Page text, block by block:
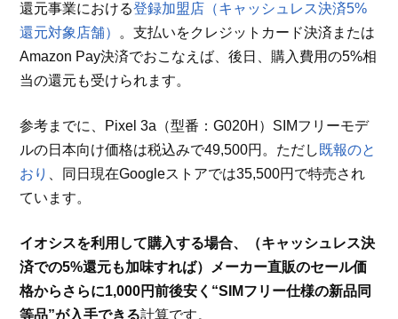
還元事業における登録加盟店（キャッシュレス決済5%
還元対象店舗） 。支払いをクレジットカード決済または
Amazon Pay決済でおこなえば、後日、購入費用の5%相
当の還元も受けられます。
参考までに、Pixel 3a（型番：G020H）SIMフリーモデ
ルの日本向け価格は税込みで49,500円。ただし 既報のと
おり
、同日現在Googleストアでは35,500円で特売され
ています。
イオシスを利用して購入する場合、（キャッシュレス決
済での5%還元も加味すれば）メーカー直販のセール価
格からさらに1,000円前後安く“SIMフリー仕様の新品同
等品”が入手できる計算です。